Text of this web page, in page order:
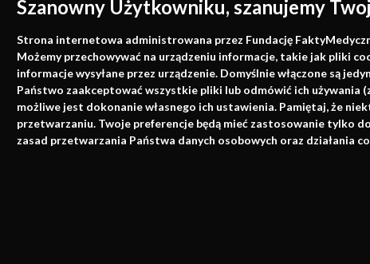
Szanowny Użytkowniku, szanujemy
Strona internetowa administrowana przez Fundację
Możemy przechowywać na urządzeniu informacje, takie jak pliki
informacje wysyłane przez urządzenie. Domyślnie włączone są
Państwo zaakceptować wszystkie pliki lub odmówić ich używania
możliwe jest dokonanie własnego ich ustawienia. Pamiętaj, że
przetwarzaniu. Twoje preferencje będą mieć zastosowanie tylko
zasad przetwarzania Państwa danych osobowych oraz działania
realizacji usług i reklamowych. Korzystając
urządzenia, więcej informacji na temat